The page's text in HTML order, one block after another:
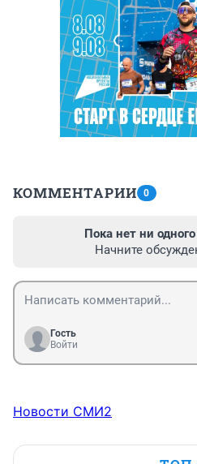
КОММЕНТАРИИ 0
Пока нет ни
Начните
Гость
Войти
Новости СМИ2